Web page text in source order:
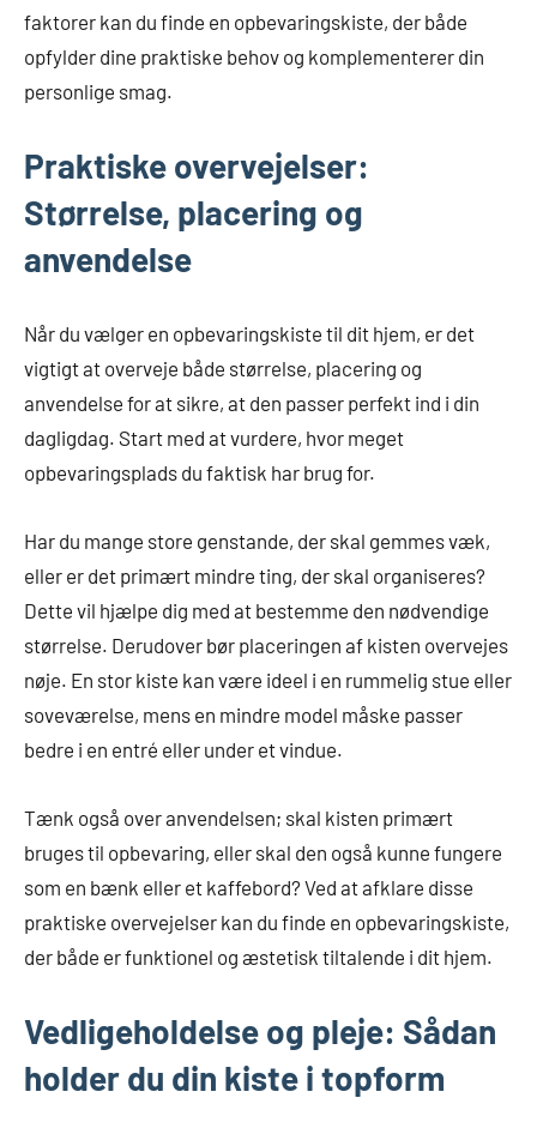
faktorer kan du finde en opbevaringskiste, der både
opfylder dine praktiske behov og komplementerer din
personlige smag.
Praktiske overvejelser:
Størrelse, placering og
anvendelse
Når du vælger en opbevaringskiste til dit hjem, er det
vigtigt at overveje både størrelse, placering og
anvendelse for at sikre, at den passer perfekt ind i din
dagligdag. Start med at vurdere, hvor meget
opbevaringsplads du faktisk har brug for.
Har du mange store genstande, der skal gemmes væk,
eller er det primært mindre ting, der skal organiseres?
Dette vil hjælpe dig med at bestemme den nødvendige
størrelse. Derudover bør placeringen af kisten overvejes
nøje. En stor kiste kan være ideel i en rummelig stue eller
soveværelse, mens en mindre model måske passer
bedre i en entré eller under et vindue.
Tænk også over anvendelsen; skal kisten primært
bruges til opbevaring, eller skal den også kunne fungere
som en bænk eller et kaffebord? Ved at afklare disse
praktiske overvejelser kan du finde en opbevaringskiste,
der både er funktionel og æstetisk tiltalende i dit hjem.
Vedligeholdelse og pleje: Sådan
holder du din kiste i topform